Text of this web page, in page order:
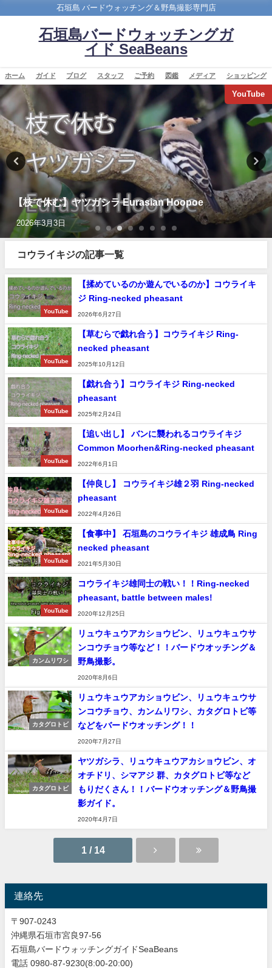
石垣島 バードウォッチング＆野鳥撮影専門店
石垣島バードウォッチングガ
イド SeaBeans
ホーム ガイド ブログ スタッフ ご予約 図鑑 メディア ショッピング
YouTube
【枝で休む】ヤツガシラ Eurasian Hoopoe
2026年3月3日
コウライキジの記事一覧
YouTube
【揉めているのか遊んでいるのか】コウライキ
ジ Ring-necked pheasant
2026年6月27日
YouTube
【草むらで戯れ合う】コウライキジ Ring-
necked pheasant
2025年10月12日
YouTube
【戯れ合う】コウライキジ Ring-necked
pheasant
2025年2月24日
YouTube
【追い出し】 バンに襲われるコウライキジ
Common Moorhen&Ring-necked pheasant
2022年6月1日
YouTube
【仲良し】 コウライキジ雄２羽 Ring-necked
pheasant
2022年4月26日
YouTube
【食事中】 石垣島のコウライキジ 雄成鳥 Ring
necked pheasant
2021年5月30日
YouTube
コウライキジ雄同士の戦い！！Ring-necked
pheasant, battle between males!
2020年12月25日
カンムリワシ
リュウキュウアカショウビン、リュウキュウサ
ンコウチョウ等など！！バードウオッチング＆
野鳥撮影。
2020年8月6日
カタグロトビ
リュウキュウアカショウビン、リュウキュウサ
ンコウチョウ、カンムリワシ、カタグロトビ等
などをバードウオッチング！！
2020年7月27日
カタグロトビ
ヤツガシラ、リュウキュウアカショウビン、オ
オチドリ、シマアジ 群、カタグロトビ等など
もりだくさん！！バードウオッチング＆野鳥撮
影ガイド。
2020年4月7日
1 / 14
連絡先
〒907-0243
沖縄県石垣市宮良97-56
石垣島バードウォッチングガイドSeaBeans
電話 0980-87-9230(8:00-20:00)